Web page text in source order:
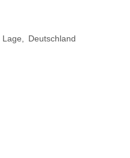
Lage
Deutschland